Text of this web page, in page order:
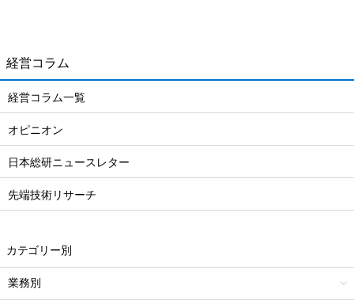
経営コラム
経営コラム一覧
オピニオン
日本総研ニュースレター
先端技術リサーチ
カテゴリー別
業務別